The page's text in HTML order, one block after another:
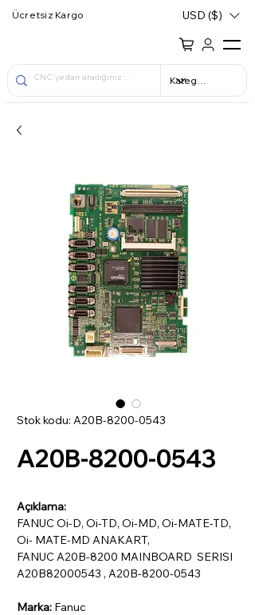
Ücretsiz Kargo USD ($)
Stok kodu: A20B-8200-0543
A20B-8200-0543
Açıklama:
FANUC Oi-D, Oi-TD, Oi-MD, Oi-MATE-TD,
Oi- MATE-MD ANAKART,
FANUC A20B-8200 MAINBOARD SERISI
A20B82000543 , A20B-8200-0543
Marka: Fanuc